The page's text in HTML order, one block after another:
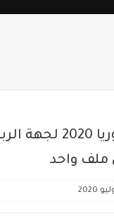
نتائج الباكالوريا
ملف واحد